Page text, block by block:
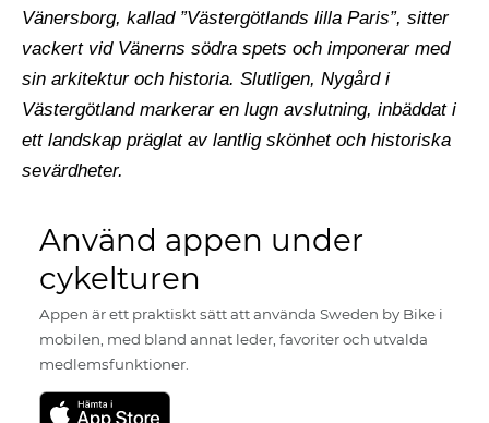
Vänersborg, kallad ”Västergötlands lilla Paris”, sitter
vackert vid Vänerns södra spets och imponerar med
sin arkitektur och historia. Slutligen, Nygård i
Västergötland markerar en lugn avslutning, inbäddat i
ett landskap präglat av lantlig skönhet och historiska
sevärdheter.
Använd appen under
cykelturen
Appen är ett praktiskt sätt att använda Sweden by Bike i
mobilen, med bland annat leder, favoriter och utvalda
medlemsfunktioner.